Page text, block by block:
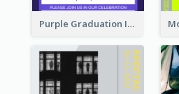
Purple Graduation Invitation